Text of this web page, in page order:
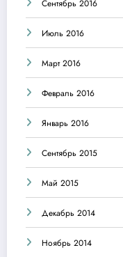
Сентябрь 2016
Июль 2016
Март 2016
Февраль 2016
Январь 2016
Сентябрь 2015
Май 2015
Декабрь 2014
Ноябрь 2014